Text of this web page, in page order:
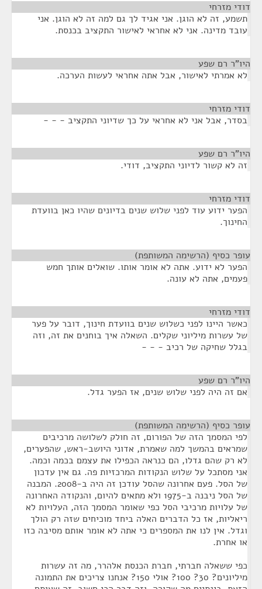
דודי מזרחי
תשמע, זה לא הוגן. אני אגיד לך גם למה זה לא הוגן. אני
עובד מדינה. אני לא אחראי לאישור התקציב בכנסת.
היו"ר רם שפע
לא אמרתי לאישור, אבל אתה אחראי לעשות הערכה.
דודי מזרחי
בסדר, אבל אני לא אחראי על כך שדיוני התקציב - - -
היו"ר רם שפע
זה לא קשור לדיוני התקציב, דודי.
דודי מזרחי
הפער ידוע עוד לפני שלוש שנים בדיונים שהיו כאן בוועדת
החינוך.
עופר כסיף (הרשימה המשותפת)
הפער לא ידוע. אתה לא אומר אותו. שואלים אותך חמש
פעמים, אתה לא עונה.
דודי מזרחי
כאשר היינו לפני כשלוש שנים בוועדת חינוך, דובר על פער
של עשרות מיליוני שקלים. השאלה איך בוחנים את זה, וזה
בגלל שחיקה של רכיב - - -
היו"ר רם שפע
אם זה היה לפני שלוש שנים, אז הפער גדל.
עופר כסיף (הרשימה המשותפת)
לפי המסמך הזה של הפורום, זה חולק לשלושה מרכיבים
שמראים בהמשך למה שאמרת, אדוני היושב-ראש, שהפערים,
לא רק שהם גדלו, הם כנראה הכפילו את עצמם בכמה וכמה.
אני מסתכל על שלוש הנקודות המרכזיות פה. גם אין עדכון
של הסל. פעם אחרונה שהסל עודכן זה היה ב-2008. המבנה
של הסל ניבנה ב-1975 ולא מתאים להיום, והנקודה האחרונה
של עלויות מרכיבי הסל כפי שאומר המסמך הזה, העלויות לא
ריאליות, אז כל הדברים האלה ביחד מוכיחים שזה רק הולך
וגדל. אין לנו את המספרים כי אתה לא אומר אותם מסיבה כזו
או אחרת.
כפי ששאלה חברתי, חברת הכנסת אלהרר, מה זה עשרות
מיליונים? 30? 100? אולי 150? אנחנו צריכים את התמונה